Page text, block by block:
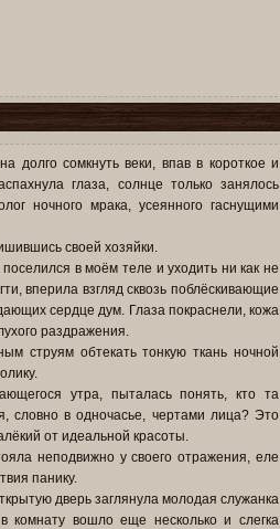
долго сомкнуть веки, впав в короткое и
глаза, солнце только занялось
ночного мрака, усеянного гаснущими
своей хозяйки.
в моём теле и уходить ни как не
вперила взгляд сквозь поблёскивающие
сердце дум. Глаза покраснели, кожа
раздражения.
струям обтекать тонкую ткань ночной
утра, пыталась понять, кто та
словно в одночасье, чертами лица? Это
от идеальной красоты.
неподвижно у своего отражения, еле
панику.
дверь заглянула молодая служанка
вошло еще несколько и слегка